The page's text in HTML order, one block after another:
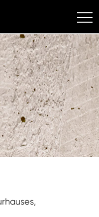
Lüdenscheid